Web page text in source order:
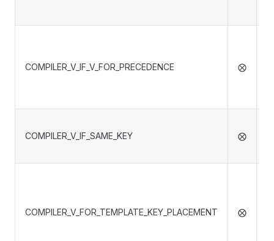
COMPILER_V_IF_V_FOR_PRECEDENCE ⨂
COMPILER_V_IF_SAME_KEY ⨂
COMPILER_V_FOR_TEMPLATE_KEY_PLACEMENT ⨂